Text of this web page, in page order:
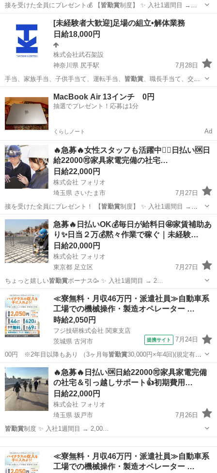
接を受けた全員にプレゼント💰 【 皆勤賞制度】 ✨ 入社1週間目 →
2,0…
建築 スタッフ
[未経験者大歓迎]足場の組立•解体業務
日給18,000円
株式会社武石架設
神奈川県 尻手駅
7月28日
手当、家族手当、子供手当て、運転手当、 皆勤賞、職長手当て、交通
費全額支給、作業着支…
MacBook Air 13インチ 0円
抽選でプレゼント！応募は1分
くらしノート Ad
🔥急募🔥女性スタッフも活躍中🙆‍♀️日払い🆗日
給22000🉑家具家電完備の社宅…
日給22,000円
株式会社 フォリオ
埼玉県 さいたま市
7月27日
接を受けた全員にプレゼント！ 【 皆勤賞制度】 ✨ 入社1週間目 →
2,0…
埼玉 さいたま市 鳶職 スタッフ
急募🔥日払いOK💰毎日が給料日🤩家賃補助あ
り✨日当２万💰黙々作業で稼ぐ｜未経験…
日給20,000円
株式会社 フォリオ
東京都 足立区
7月27日
ちょっと嬉しい皆勤賞ボーナス🥳 ✨ 入社1週間目 → 2…
東京 足立区 建築 給料日
≪寮無料・月収46万円・派遣社員≫自動車系
工場での機械操作・製造オペレーター …
時給2,050円
フジ技研株式会社 関東支店
茨城県 古河市
提携サイト 7月24日
00円 ※2年目以降もあり （3ヶ月毎皆勤賞30,000円×年4回)(規定有）
・…
茨城 古河市 その他
🔥急募🔥日払い🆗日給22000🉑家具家電完備
の社宅＆引っ越しサポート👍初期費用…
日給22,000円
株式会社 フォリオ
埼玉県 坂戸市
7月26日
皆勤賞制度 ✨ 入社1週間目 → 2,00…
≪寮無料・月収46万円・派遣社員≫自動車系
工場での機械操作・製造オペレーター …